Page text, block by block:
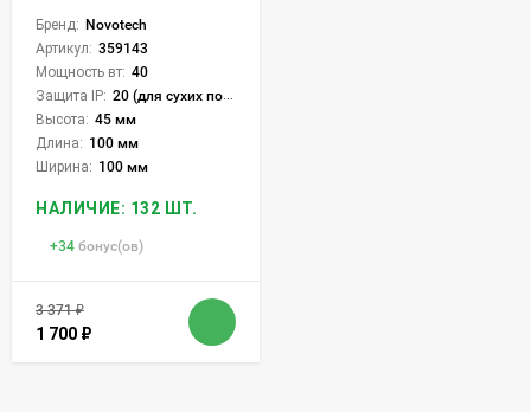
Бренд: Novotech
Артикул: 359143
Мощность вт: 40
Защита IP: 20 (для сухих пом.)
Высота: 45 мм
Длина: 100 мм
Ширина: 100 мм
НАЛИЧИЕ: 132 ШТ.
+34 бонус(ов)
3 371₽
1 700 ₽